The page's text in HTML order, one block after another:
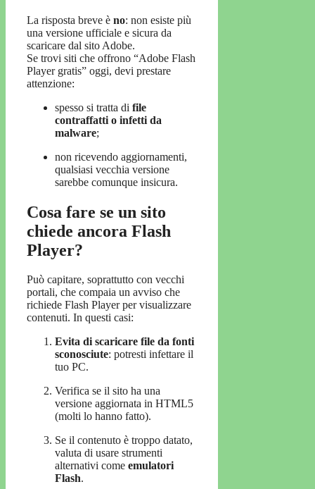
La risposta breve è no: non esiste più
una versione ufficiale e sicura da
scaricare dal sito Adobe.
Se trovi siti che offrono “Adobe Flash
Player gratis” oggi, devi prestare
attenzione:
spesso si tratta di file
contraffatti o infetti da
malware;
non ricevendo aggiornamenti,
qualsiasi vecchia versione
sarebbe comunque insicura.
Cosa fare se un sito
chiede ancora Flash
Player?
Può capitare, soprattutto con vecchi
portali, che compaia un avviso che
richiede Flash Player per visualizzare
contenuti. In questi casi:
Evita di scaricare file da fonti
sconosciute: potresti infettare il
tuo PC.
Verifica se il sito ha una
versione aggiornata in HTML5
(molti lo hanno fatto).
Se il contenuto è troppo datato,
valuta di usare strumenti
alternativi come emulatori
Flash.